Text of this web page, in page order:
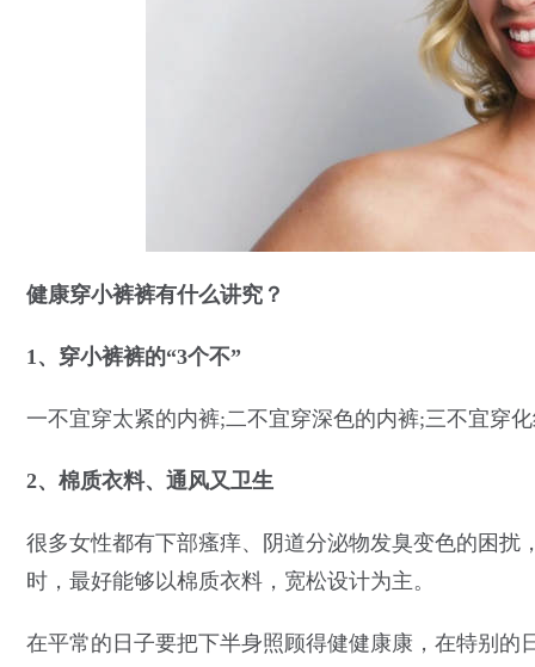
健康穿小裤裤有什么讲究？
1、穿小裤裤的“3个不”
一不宜穿太紧的内裤;二不宜穿深色的内裤;三不宜穿
2、棉质衣料、通风又卫生
很多女性都有下部瘙痒、阴道分泌物发臭变色的困
时，最好能够以棉质衣料，宽松设计为主。
在平常的日子要把下半身照顾得健健康康，在特别